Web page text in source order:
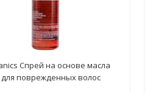
Спрей на основе масла
для поврежденных волос